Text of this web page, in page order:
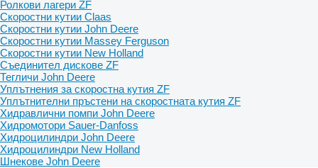
Ролкови лагери ZF
Скоростни кутии Claas
Скоростни кутии John Deere
Скоростни кутии Massey Ferguson
Скоростни кутии New Holland
Съединител дискове ZF
Тегличи John Deere
Уплътнения за скоростна кутия ZF
Уплътнителни пръстени на скоростната кутия ZF
Хидравлични помпи John Deere
Хидромотори Sauer-Danfoss
Хидроцилиндри John Deere
Хидроцилиндри New Holland
Шнекове John Deere